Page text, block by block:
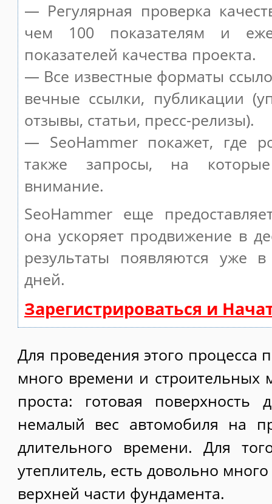
— Регулярная проверка
чем 100 показателям и
показателей качества проекта.
— Все известные форматы
вечные ссылки, публикации
отзывы, статьи, пресс-релизы).
— SeoHammer покажет, где
также запросы, на
внимание.
SeoHammer еще
она ускоряет продвижение в
результаты появляются уже
дней.
Зарегистрироваться и
Для проведения этого процесса
много времени и строительных
проста: готовая поверхность
немалый вес автомобиля на
длительного времени. Для
утеплитель, есть довольно
верхней части фундамента.